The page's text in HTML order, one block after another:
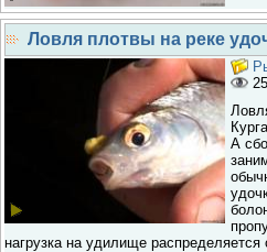
Ловля плотвы на реке
А
нагрузка на удилище распределяется